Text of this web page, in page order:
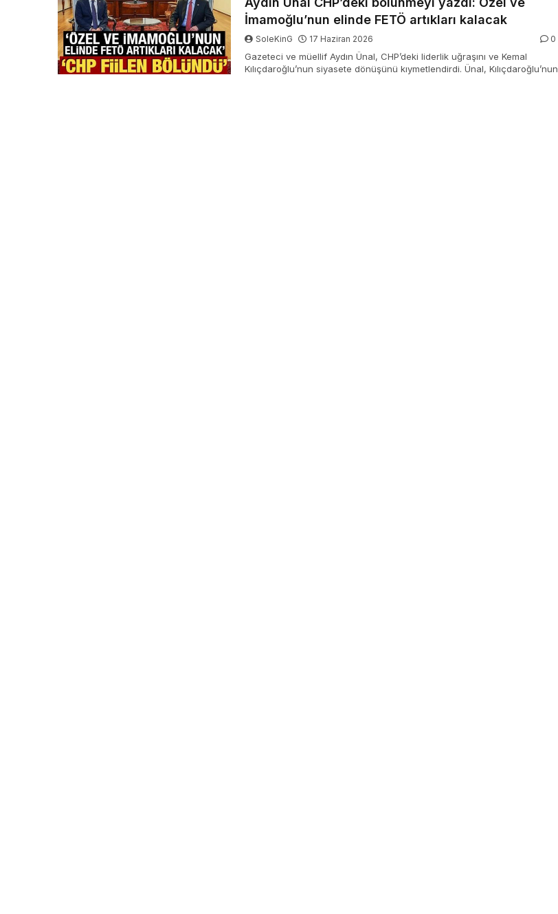
İmamoğlu’nun elinde FETÖ artıkları kalacak
SoleKinG 17 Haziran 2026 0
Gazeteci ve müellif Aydın Ünal, CHP’deki liderlik uğraşını ve Kemal
Kılıçdaroğlu’nun siyasete dönüşünü kıymetlendirdi. Ünal, Kılıçdaroğlu’nun